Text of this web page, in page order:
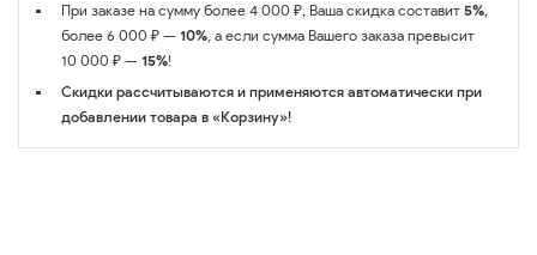
При заказе на сумму более 4 000 ₽, Ваша скидка составит 5%,
более 6 000 ₽ — 10%, а если сумма Вашего заказа превысит
10 000 ₽ — 15%!
Скидки рассчитываются и применяются автоматически при
добавлении товара в «Корзину»!